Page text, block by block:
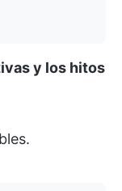
y los hitos